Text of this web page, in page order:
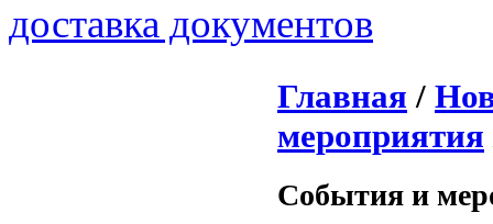
доставка документов
Главная /
мероприятия
События и